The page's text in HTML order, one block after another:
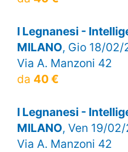
I Legnanesi -
MILANO, Gio 18/02/
Via A. Manzoni 42
da 40 €
I Legnanesi -
MILANO, Ven 19/02/
Via A. Manzoni 42